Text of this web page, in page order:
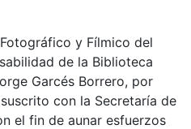
y Fílmico del
de la Biblioteca
Garcés Borrero, por
con la Secretaría de
el fin de aunar esfuerzos